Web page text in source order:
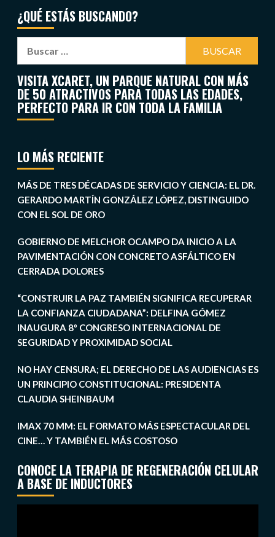
¿QUÉ ESTÁS BUSCANDO?
VISITA XCARET, UN PARQUE NATURAL CON MÁS
DE 50 ATRACTIVOS PARA TODAS LAS EDADES,
PERFECTO PARA IR CON TODA LA FAMILIA
LO MÁS RECIENTE
MÁS DE TRES DÉCADAS DE SERVICIO Y CIENCIA: EL DR.
GERARDO MARTÍN GONZÁLEZ LÓPEZ, DISTINGUIDO
CON EL SOL DE ORO
GOBIERNO DE MELCHOR OCAMPO DA INICIO A LA
PAVIMENTACIÓN CON CONCRETO ASFÁLTICO EN
CERRADA DOLORES
“CONSTRUIR LA PAZ TAMBIÉN SIGNIFICA RECUPERAR
LA CONFIANZA CIUDADANA”: DELFINA GÓMEZ
INAUGURA 8º CONGRESO INTERNACIONAL DE
SEGURIDAD Y PROXIMIDAD SOCIAL
NO HAY CENSURA; EL DERECHO DE LAS AUDIENCIAS ES
UN PRINCIPIO CONSTITUCIONAL: PRESIDENTA
CLAUDIA SHEINBAUM
IMAX 70 MM: EL FORMATO MÁS ESPECTACULAR DEL
CINE… Y TAMBIÉN EL MÁS COSTOSO
CONOCE LA TERAPIA DE REGENERACIÓN CELULAR
A BASE DE INDUCTORES